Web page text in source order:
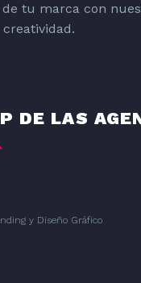
tu marca con
DE LAS
y Diseño Gráfico